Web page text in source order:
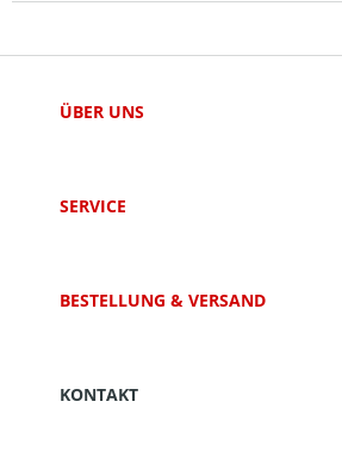
ÜBER UNS
SERVICE
BESTELLUNG & VERSAND
KONTAKT